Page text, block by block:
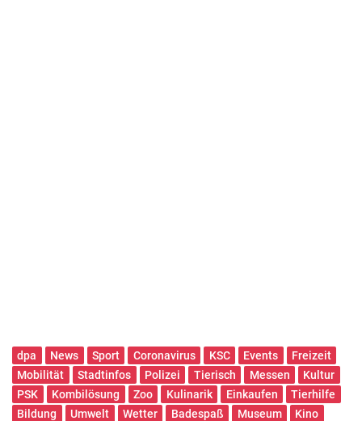
dpa News Sport Coronavirus KSC Events
Freizeit
Mobilität
Stadtinfos Polizei Tierisch Messen
Kultur
PSK
Kombilösung Zoo Kulinarik Einkaufen
Tierhilfe
Bildung
Umwelt Wetter Badespaß Museum
Kino